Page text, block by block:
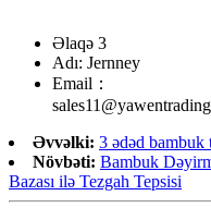
Əlaqə 3
Adı: Jernney
Email：
Əvvəlki: 3 ədəd bambuk
Növbəti: Bambuk
Bazası ilə Tezgah Tepsisi